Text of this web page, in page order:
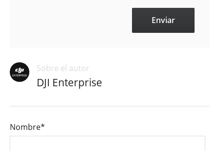
Sobre el autor
DJI Enterprise
Nombre*